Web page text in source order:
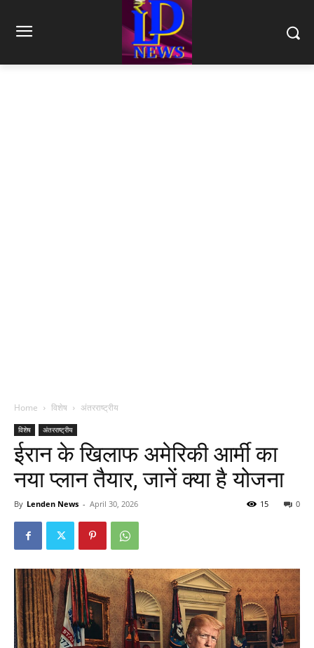
Home विशेष अंतरराष्ट्रीय
विशेष अंतरराष्ट्रीय
ईरान के खिलाफ अमेरिकी आर्मी का
नया प्लान तैयार, जानें क्या है योजना
By Lenden News - April 30, 2026 0
15